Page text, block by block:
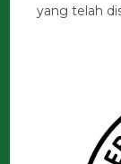
yang telah